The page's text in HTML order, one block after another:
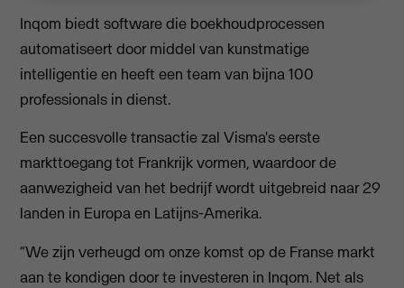
Inqom biedt software die boekhoudprocessen
automatiseert door middel van kunstmatige
intelligentie en heeft een team van bijna 100
professionals in dienst.
Een succesvolle transactie zal Visma's eerste
markttoegang tot Frankrijk vormen, waardoor de
aanwezigheid van het bedrijf wordt uitgebreid naar 29
landen in Europa en Latijns-Amerika.
“We zijn verheugd om onze komst op de Franse markt
aan te kondigen door te investeren in Inqom. Net als